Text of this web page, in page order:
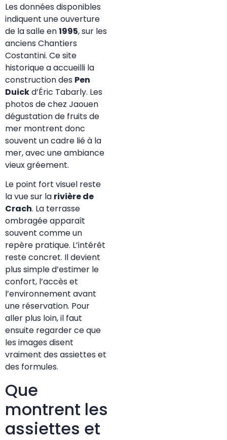
Les données disponibles
indiquent une ouverture
de la salle en1995, sur les
anciens Chantiers
Costantini. Ce site
historique a accueilli la
construction des Pen
Duickd’Éric Tabarly. Les
photos de chez Jaouen
dégustation de fruits de
mer montrent donc
souvent un cadre lié à la
mer, avec une ambiance
vieux gréement.
Le point fort visuel reste
la vue sur la rivière de
Crach. La terrasse
ombragée apparaît
souvent comme un
repère pratique. L’intérêt
reste concret. Il devient
plus simple d’estimer le
confort, l’accès et
l’environnement avant
une réservation. Pour
aller plus loin, il faut
ensuite regarder ce que
les images disent
vraiment des assiettes et
des formules.
Que
montrent les
assiettes et